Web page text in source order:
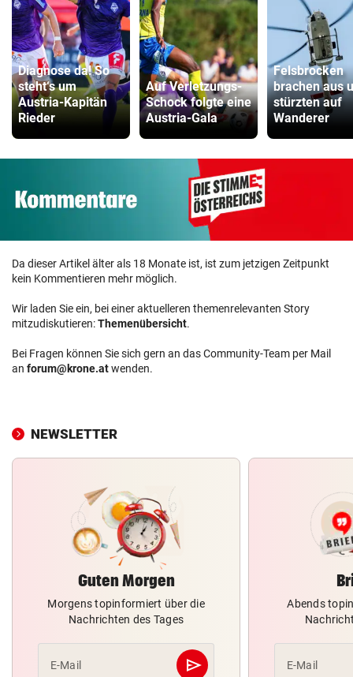
Diagnose da! So
steht‘s um
Austria-Kapitän
Rieder
Auf Verletzungs-
Schock folgte eine
Austria-Gala
Felsbrocken
brachen aus
stürzten auf
Wanderer
Da dieser Artikel älter als 18 Monate ist, ist zum jetzigen Zeitpunkt
kein Kommentieren mehr möglich.
Wir laden Sie ein, bei einer aktuelleren themenrelevanten Story
mitzudiskutieren:Themenübersicht.
Bei Fragen können Sie sich gern an das Community-Team per Mail
an forum@krone.atwenden.
NEWSLETTER
Guten Morgen
Morgens topinformiert über die
Nachrichten des Tages
E-Mail send
Abschicken
Abends
E-Mail